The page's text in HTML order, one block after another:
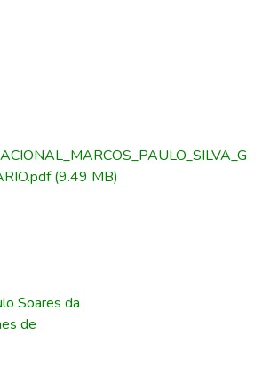
(9.49 MB)
Soares da
de